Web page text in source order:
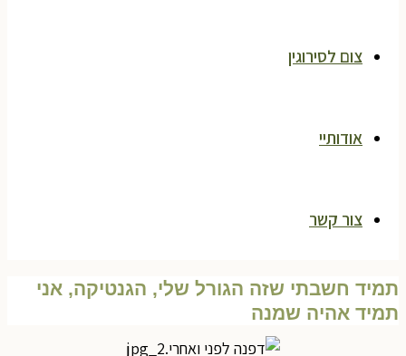
צום לסירוגין
אודותיי
צור קשר
חשבתי שזה הגורל שלי, הגנטיקה, אני
אהיה שמנה